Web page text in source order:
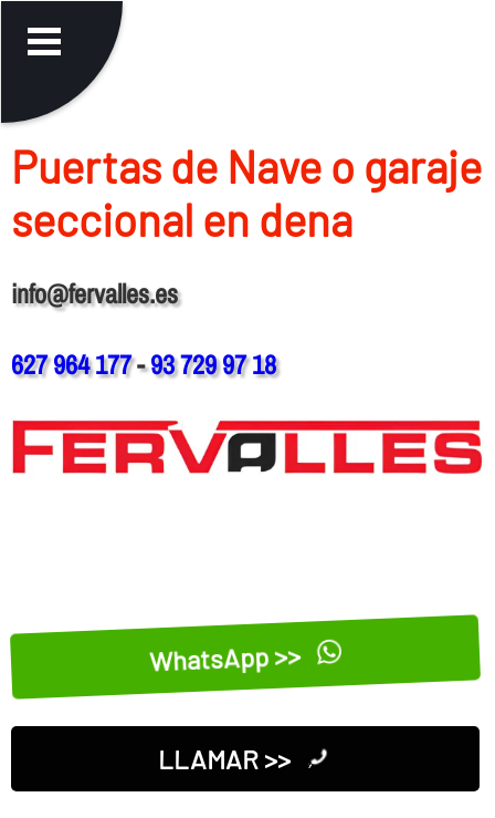
Puertas de Nave o garaje
seccional en dena
info@fervalles.es
627 964 177-93 729 97 18
WhatsApp >>
LLAMAR >>